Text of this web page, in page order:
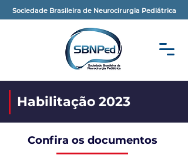
Sociedade Brasileira de Neurocirurgia Pediátrica
Habilitação 2023
Confira os documentos